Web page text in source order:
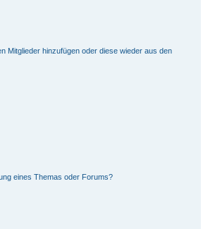
Mitglieder hinzufügen oder diese wieder aus den
eines Themas oder Forums?